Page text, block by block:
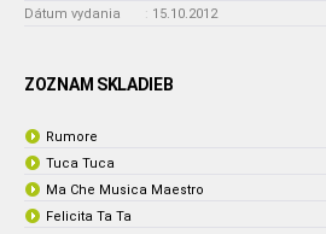
Dátum vydania
: 15.10.2012
ZOZNAM SKLADIEB
Rumore
Tuca Tuca
Ma Che Musica Maestro
Felicita Ta Ta